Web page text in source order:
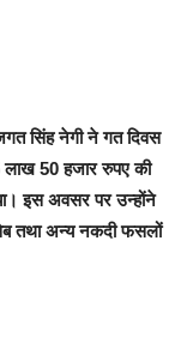
सिंह नेगी ने गत दिवस
लाख 50 हजार रुपए की
इस अवसर पर उन्होंने
तथा अन्य नकदी फसलों